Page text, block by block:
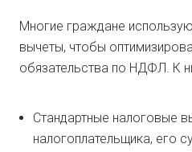
Многие граждане
вычеты, чтобы
обязательства по НДФЛ. К
Стандартные налоговые
налогоплательщика, его